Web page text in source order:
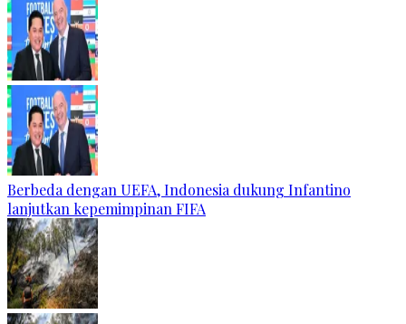
Berbeda dengan UEFA, Indonesia dukung Infantino
lanjutkan kepemimpinan FIFA